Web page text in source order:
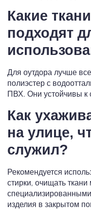
Какие
подходят
Для оутдора лучше
полиэстер с
ПВХ. Они устойчивы к
Как
на улице,
служил?
Рекомендуется
стирки, очищать ткани
изделия в закрытом